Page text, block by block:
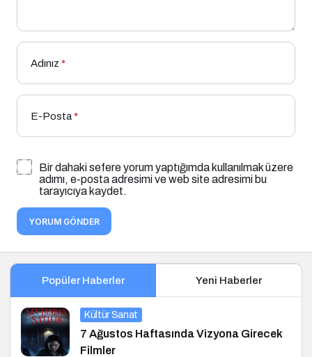
Adınız *
E-Posta*
Bir dahaki sefere yorum yaptığımda kullanılmak üzere
adımı, e-posta adresimi ve web site adresimi bu
tarayıcıya kaydet.
YORUM GÖNDER
Popüler Haberler Yeni Haberler
Kültür Sanat
7 Ağustos Haftasında Vizyona Girecek
Filmler